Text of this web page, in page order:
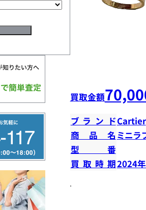
買取金額
ブランドCartier
商品名 ミニラ
型番
買取時期2024